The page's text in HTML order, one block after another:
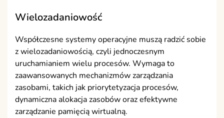
Wielozadaniowość
Współczesne systemy operacyjne muszą radzić sobie
z wielozadaniowością, czyli jednoczesnym
uruchamianiem wielu procesów. Wymaga to
zaawansowanych mechanizmów zarządzania
zasobami, takich jak priorytetyzacja procesów,
dynamiczna alokacja zasobów oraz efektywne
zarządzanie pamięcią wirtualną.